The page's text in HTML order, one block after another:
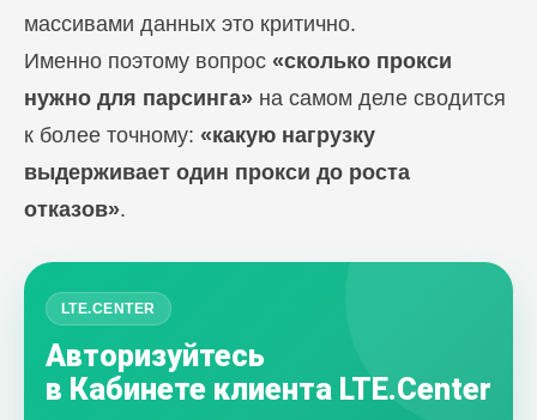
массивами данных это критично.
Именно поэтому вопрос «сколько прокси
нужно для парсинга» на самом деле сводится
к более точному: «какую нагрузку
выдерживает один прокси до роста
отказов».
LTE.CENTER
Авторизуйтесь
в Кабинете клиента LTE.Center